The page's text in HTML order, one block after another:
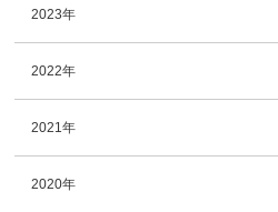
2023年
2022年
2021年
2020年